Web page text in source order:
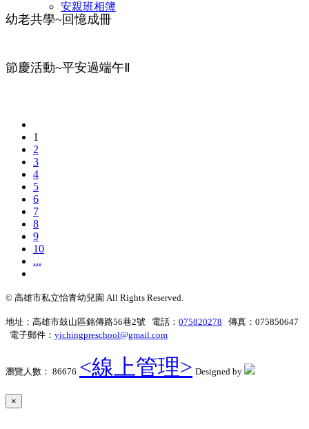
安親班相簿
幼老共學~回憶成冊
節慶活動~平安過端午Ⅱ
1
2
3
4
5
6
7
8
9
10
...
© 高雄市私立怡青幼兒園 All Rights Reserved.
地址：高雄市鼓山區銘傳路56巷2號 電話： 075820278 傳真：075850647
電子郵件： yichingpreschool@gmail.com
瀏覽人數： 86676 <線上管理> Designed by
×